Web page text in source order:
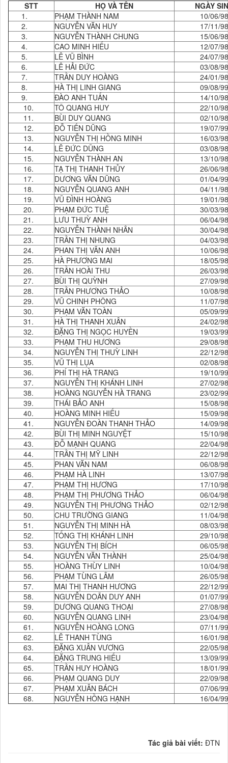
STT HỌ VÀ TÊN
NGÀY
1.
PHẠM THÀNH NAM
10/06/98
2.
NGUYỄN VĂN HUY
17/11/98
3.
NGUYỄN THÀNH CHUNG
15/06/98
4.
CAO MINH HIẾU
12/07/98
5.
LÊ VŨ BÌNH
24/07/98
6.
LÊ HẢI ĐỨC
03/08/98
7.
TRẦN DUY HOÀNG
24/01/98
8.
HÀ THỊ LINH GIANG
09/08/99
9.
ĐÀO ANH TUẤN
14/10/98
10.
TÔ QUANG HUY
22/10/98
11.
BÙI DUY QUANG
02/10/98
12.
ĐỖ TIẾN DŨNG
19/07/99
13.
NGUYỄN THỊ HỒNG MINH
16/03/98
14.
LÊ ĐỨC DŨNG
03/08/98
15.
NGUYỄN THÀNH AN
13/10/98
16.
TẠ THỊ THANH THỦY
26/06/98
17.
DƯƠNG VĂN DŨNG
01/04/99
18.
NGUYỄN QUANG ANH
04/11/98
19.
VŨ ĐÌNH HOÀNG
19/01/98
20.
PHẠM ĐỨC TUỆ
30/03/98
21.
LƯU THUỲ ANH
06/04/98
22.
NGUYỄN THÀNH NHÂN
30/04/98
23.
TRẦN THỊ NHUNG
04/03/98
24.
PHAN THỊ VÂN ANH
10/06/98
25.
HÀ PHƯƠNG MAI
18/05/98
26.
TRẦN HOÀI THU
26/03/98
27.
BÙI THỊ QUỲNH
27/09/98
28.
TRẦN PHƯƠNG THẢO
10/08/98
29.
VŨ CHINH PHÔNG
11/07/98
30.
PHẠM VĂN TOÀN
05/09/99
31.
HÀ THỊ THANH XUÂN
24/02/98
32.
ĐẶNG THỊ NGỌC HUYỀN
19/03/99
33.
PHẠM THU HƯƠNG
29/08/98
34.
NGUYỄN THỊ THUỲ LINH
22/12/98
35.
VŨ THỊ LỤA
02/08/98
36.
PHÍ THỊ HÀ TRANG
19/10/99
37.
NGUYỄN THỊ KHÁNH LINH
27/02/98
38.
HOÀNG NGUYỄN HÀ TRANG
23/02/99
39.
THÁI BẢO ANH
15/08/98
40.
HOÀNG MINH HIẾU
15/09/98
41.
NGUYỄN ĐOÀN THANH THẢO
14/09/98
42.
BÙI THỊ MINH NGUYỆT
15/10/98
43.
ĐỖ MẠNH QUANG
22/04/98
44.
TRẦN THỊ MỸ LINH
22/12/98
45.
PHAN VĂN NAM
06/08/98
46.
PHẠM HÀ LINH
13/07/98
47.
PHẠM THỊ HƯƠNG
17/10/98
48.
PHẠM THỊ PHƯƠNG THẢO
06/04/98
49.
NGUYỄN THỊ PHƯƠNG THẢO
02/12/98
50.
CHU TRƯỜNG GIANG
11/04/98
51.
NGUYỄN THỊ MINH HÀ
08/03/98
52.
TỐNG THỊ KHÁNH LINH
29/10/98
53.
NGUYỄN THỊ BÍCH
06/05/98
54.
NGUYỄN VĂN THÀNH
25/04/98
55.
HOÀNG THÙY LINH
10/04/98
56.
PHẠM TÙNG LÂM
26/05/98
57.
MAI THỊ THANH HƯƠNG
22/12/99
58.
NGUYỄN DOÃN DUY ANH
01/07/99
59.
DƯƠNG QUANG THOẠI
27/08/98
60.
NGUYỄN QUANG LINH
23/04/98
61.
NGUYỄN HOÀNG LONG
07/11/99
62.
LÊ THANH TÙNG
16/01/98
63.
ĐẶNG XUÂN VƯƠNG
22/05/98
64.
ĐẶNG TRUNG HIẾU
13/09/99
65.
TRẦN HUY HOÀNG
18/01/99
66.
PHẠM QUANG DUY
22/09/98
67.
PHẠM XUÂN BÁCH
07/06/99
68.
NGUYỄN HỒNG HẠNH 16/04/99
Tác giả bài viết: ĐTN